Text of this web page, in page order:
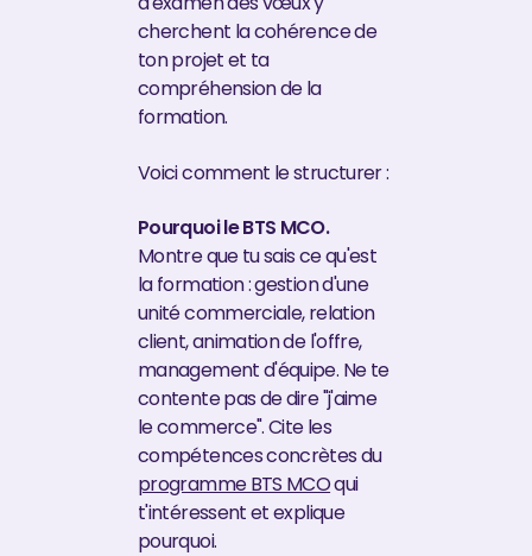
cherchent la cohérence de
ton projet et ta
compréhension de la
formation.
Voici comment le structurer :
Pourquoi le BTS MCO.
Montre que tu sais ce qu'est
la formation : gestion d'une
unité commerciale, relation
client, animation de l'offre,
management d'équipe. Ne te
contente pas de dire "j'aime
le commerce". Cite les
compétences concrètes du
programme BTS MCOqui
t'intéressent et explique
pourquoi.